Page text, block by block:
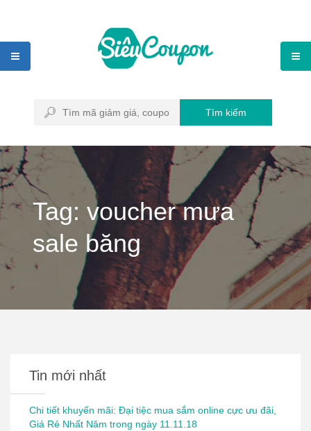
Tìm kiếm
Tag: voucher mưa
sale băng
Tin mới nhất
Chi tiết khuyến mãi: Đại tiệc mua sắm online cực ưu đãi,
Giá Rẻ Nhất Năm trong ngày 11.11.18